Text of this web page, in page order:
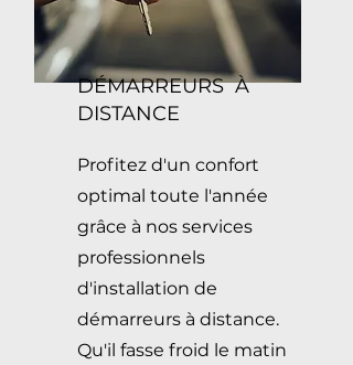
DÉMARREURS À
DISTANCE
Profitez d'un confort
optimal toute l'année
grâce à nos services
professionnels
d'installation de
démarreurs à distance.
Qu'il fasse froid le matin